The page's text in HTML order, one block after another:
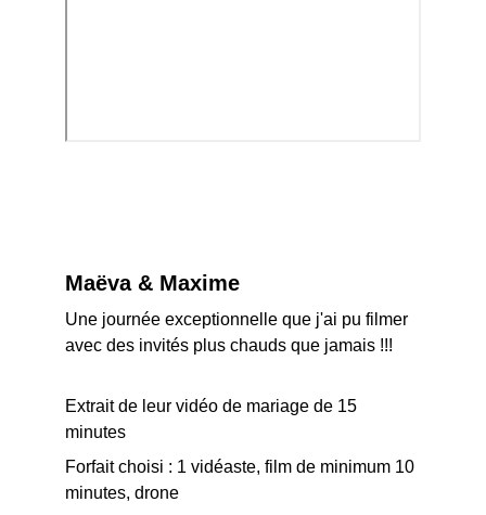
Maëva & Maxime
Une journée exceptionnelle que j'ai pu filmer
avec des invités plus chauds que jamais !!!
Extrait de leur vidéo de mariage de 15
minutes
Forfait choisi : 1 vidéaste, film de minimum 10
minutes, drone